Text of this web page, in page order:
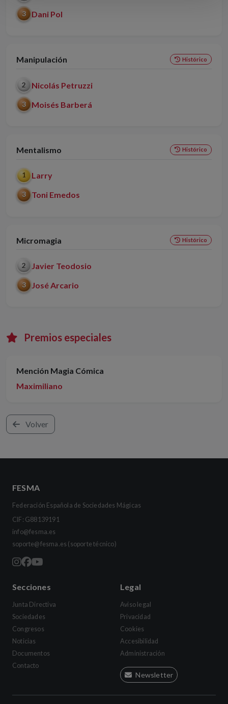
3 Dani Pol
Manipulación Histórico
2 Nicolás Petruzzi
3 Moisés Barberá
Mentalismo Histórico
1 Larry
3 Toni Emedos
Micromagia Histórico
2 Javier Teodosio
3 José Arcario
Premios especiales
Mención Magia Cómica
Maximiliano
Volver
FESMA
Federación Española de Sociedades Mágicas
CIF: G88139191
info@fesma.es
soporte@fesma.es (soporte técnico)
Secciones
Junta Directiva
Sociedades
Congresos
Noticias
Documentos
Contacto
Legal
Aviso legal
Privacidad
Cookies
Accesibilidad
Administración
Newsletter